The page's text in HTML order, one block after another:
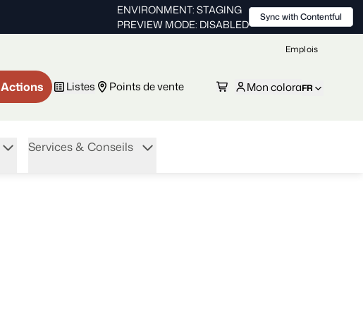
Emplois
Actions Listes Points de vente Mon coloraFR
Services & Conseils
ENVIRONMENT: STAGING
PREVIEW MODE: DISABLED
Sync with Contentful